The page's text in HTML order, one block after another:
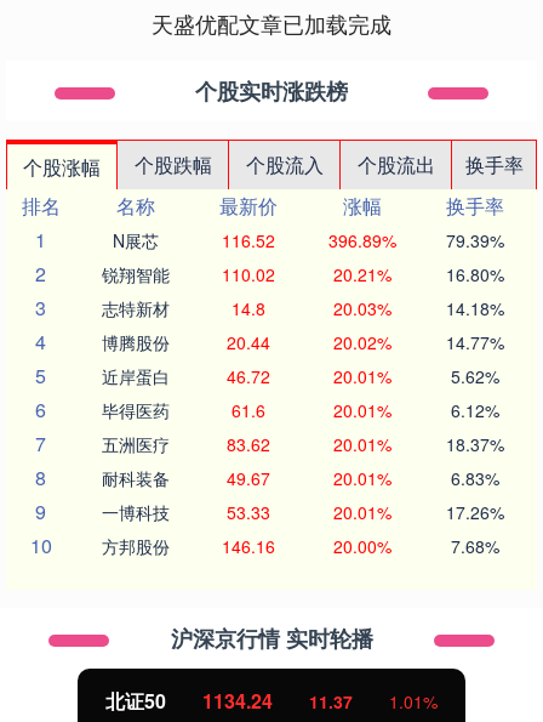
天盛优配文章已加载完成
个股实时涨跌榜
个股涨幅 个股跌幅 个股流入 个股流出
换手率
排名
名称 最新价 涨幅
换手率
1
N展芯 116.52 396.89% 79.39%
2 锐翔智能 110.02 20.21% 16.80%
3 志特新材 14.8 20.03% 14.18%
4 博腾股份 20.44 20.02% 14.77%
5 近岸蛋白 46.72 20.01% 5.62%
6 毕得医药 61.6 20.01% 6.12%
7 五洲医疗 83.62 20.01% 18.37%
8 耐科装备 49.67 20.01% 6.83%
9 一博科技 53.33 20.01% 17.26%
10 方邦股份 146.16 20.00% 7.68%
沪深京行情 实时轮播
北证50 1134.24 11.37 1.01%